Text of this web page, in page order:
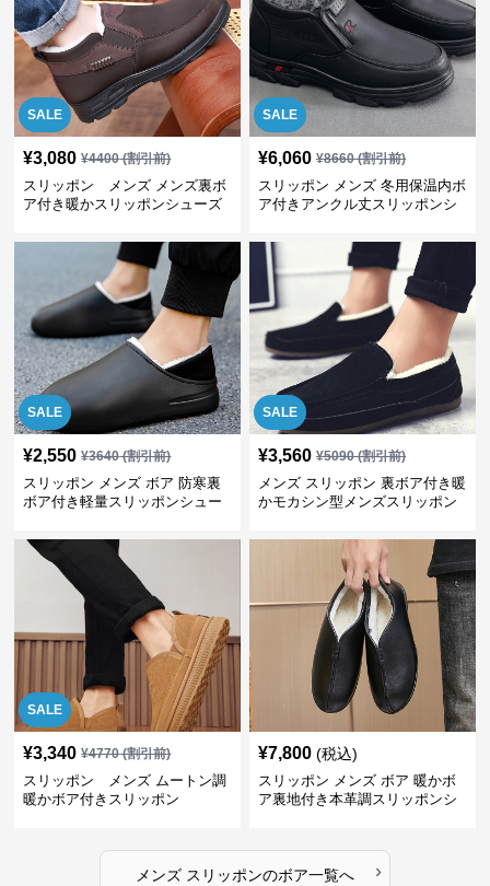
SALE
¥3,080 ¥4400(割引前)
スリッポン メンズ メンズ裏ボ
ア付き暖かスリッポンシューズ
SALE
¥6,060 ¥8660(割引前)
スリッポン メンズ 冬用保温内ボ
ア付きアンクル丈スリッポンシ
SALE
¥2,550 ¥3640(割引前)
スリッポン メンズ ボア 防寒裏
ボア付き軽量スリッポンシュー
SALE
¥3,560 ¥5090(割引前)
メンズ スリッポン 裏ボア付き暖
かモカシン型メンズスリッポン
SALE
¥3,340 ¥4770(割引前)
スリッポン メンズ ムートン調
暖かボア付きスリッポン
¥7,800 (税込)
スリッポン メンズ ボア 暖かボ
ア裏地付き本革調スリッポンシ
メンズ スリッポンのボア一覧へ ›